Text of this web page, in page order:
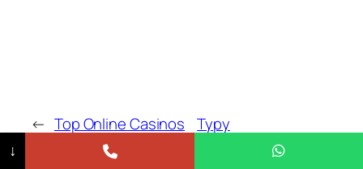
← Top Online Casinos
In Australia Best
Internet Gambling Sites
Typy
Bukmacherskie Na
Dziś We Na Jutro ᐉ
↓